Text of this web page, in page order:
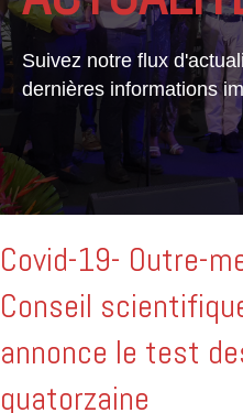
Suivez notre flux
dernières informations
Covid-19- Outre-
Conseil
annonce le test
quatorzaine